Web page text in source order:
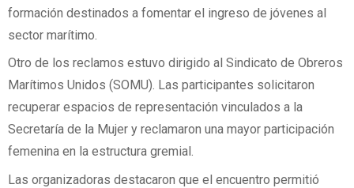
formación destinados a fomentar el ingreso de jóvenes al
sector marítimo.
Otro de los reclamos estuvo dirigido al Sindicato de Obreros
Marítimos Unidos (SOMU). Las participantes solicitaron
recuperar espacios de representación vinculados a la
Secretaría de la Mujer y reclamaron una mayor participación
femenina en la estructura gremial.
Las organizadoras destacaron que el encuentro permitió